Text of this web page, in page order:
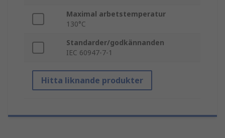
Maximal arbetstemperatur
130°C
Standarder/godkännanden
IEC 60947-7-1
Hitta liknande produkter